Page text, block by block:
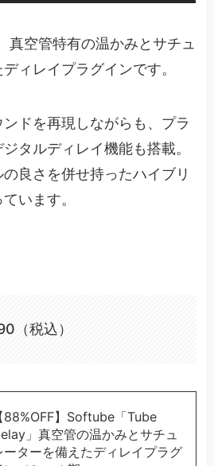
真空管特有の温かみとサチュ
ィレイプラグインです。
ドを再現しながらも、プラ
タルディレイ機能も搭載。
良さを併せ持ったハイブリ
います。
（税込）
88%OFF】Softube「Tube
」真空管の温かみとサチュ
ーターを備えたディレイプラグ